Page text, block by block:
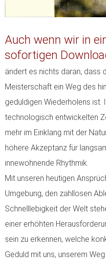
Auch wenn wir in
sofortigen
ändert es nichts daran, dass
Meisterschaft ein Weg des
geduldigen Wiederholens ist.
technologisch entwickelten
mehr im Einklang mit der
höhere Akzeptanz für
innewohnende Rhythmik.
Mit unseren heutigen
Umgebung, den zahllosen
Schnelllebigkeit der Welt
einer erhöhten
sein zu erkennen, welche
Geduld mit uns, unserem